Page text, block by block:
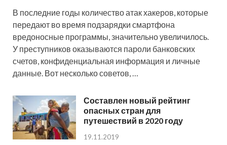
В последние годы количество атак хакеров, которые
передают во время подзарядки смартфона
вредоносные программы, значительно увеличилось.
У преступников оказываются пароли банковских
счетов, конфиденциальная информация и личные
данные. Вот несколько советов, …
Составлен новый рейтинг
опасных стран для
путешествий в 2020 году
19.11.2019